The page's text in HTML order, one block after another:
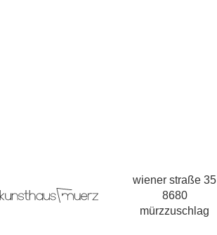
wiener straße 35
8680
mürzzuschlag